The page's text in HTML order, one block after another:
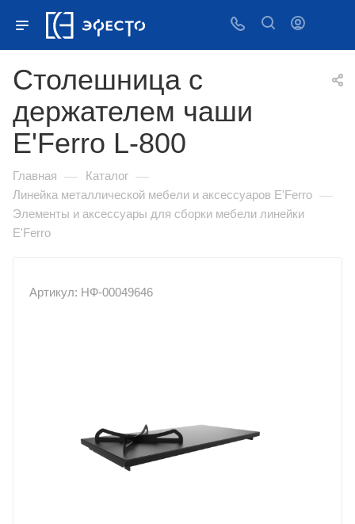
Столешница с
держателем чаши
E'Ferro L-800
Главная — Каталог —
Линейка металлической мебели и аксессуаров E'Ferro —
Элементы и аксессуары для сборки мебели линейки
E'Ferro
Артикул: НФ-00049646